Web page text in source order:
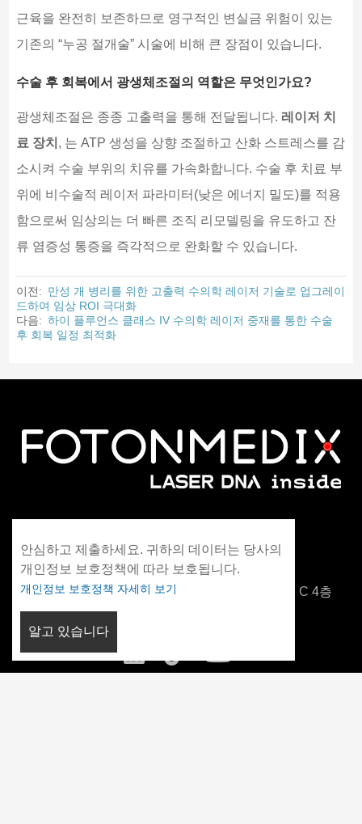
근육을 완전히 보존하므로 영구적인 변실금 위험이 있는
기존의 “누공 절개술” 시술에 비해 큰 장점이 있습니다.
수술 후 회복에서 광생체조절의 역할은 무엇인가요?
광생체조절은 종종 고출력을 통해 전달됩니다. 레이저 치
료 장치 , 는 ATP 생성을 상향 조절하고 산화 스트레스를 감
소시켜 수술 부위의 치유를 가속화합니다. 수술 후 치료 부
위에 비수술적 레이저 파라미터(낮은 에너지 밀도)를 적용
함으로써 임상의는 더 빠른 조직 리모델링을 유도하고 잔
류 염증성 통증을 즉각적으로 완화할 수 있습니다.
이전: 만성 개 병리를 위한 고출력 수의학 레이저 기술로 업그레이
드하여 임상 ROI 극대화
다음: 하이 플루언스 클래스 IV 수의학 레이저 중재를 통한 수술
후 회복 일정 최적화
info@fotonmedix.com
중국 푸젠성 샤먼, 양안 칭화대 연구소, 빌딩 C 4층
안심하고 제출하세요. 귀하의 데이터는 당사의
개인정보 보호정책에 따라 보호됩니다.
개인정보 보호정책 자세히 보기
알고 있습니다